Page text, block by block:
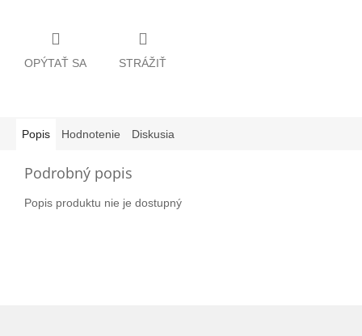
OPÝTAŤ SA STRÁŽIŤ
Popis Hodnotenie Diskusia
Podrobný popis
Popis produktu nie je dostupný